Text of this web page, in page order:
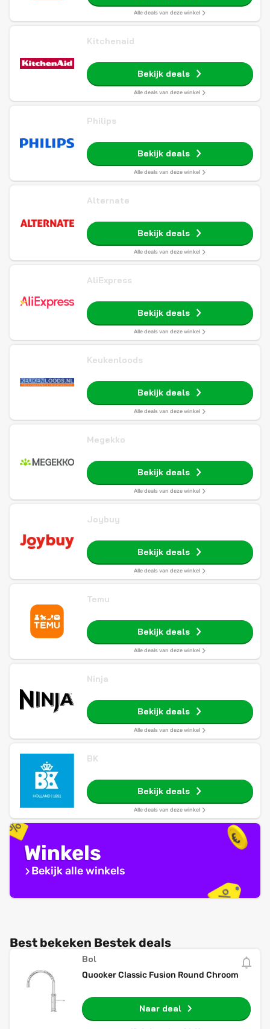
Alle deals van deze winkel
Kitchenaid
Bekijk deals
Alle deals van deze winkel
Philips
Bekijk deals
Alle deals van deze winkel
Alternate
Bekijk deals
Alle deals van deze winkel
AliExpress
Bekijk deals
Alle deals van deze winkel
Keukenloods
Bekijk deals
Alle deals van deze winkel
Megekko
Bekijk deals
Alle deals van deze winkel
Joybuy
Bekijk deals
Alle deals van deze winkel
Temu
Bekijk deals
Alle deals van deze winkel
Ninja
Bekijk deals
Alle deals van deze winkel
BK
Bekijk deals
Alle deals van deze winkel
Winkels
Bekijk alle winkels
Best bekeken Bestek deals
Bol
Quooker Classic Fusion Round Chroom
Naar deal